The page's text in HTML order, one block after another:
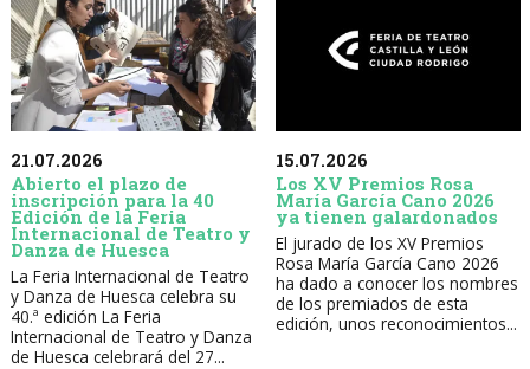
21.07.2026
Abierto el plazo de
inscripción para la 40
Edición de la Feria
Internacional de Teatro y
Danza de Huesca
La Feria Internacional de Teatro
y Danza de Huesca celebra su
40.ª edición La Feria
Internacional de Teatro y Danza
de Huesca celebrará del 27...
15.07.2026
Los XV Premios Rosa
María García Cano 2026
ya tienen galardonados
El jurado de los XV Premios
Rosa María García Cano 2026
ha dado a conocer los nombres
de los premiados de esta
edición, unos reconocimientos...